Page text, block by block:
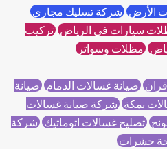
الأرضشركة تسليك مجاري
سيارات في الرياضتركيب
مظلات وسواتر
صيانة غسالات الدمامصيانة
بمكةشركة صيانة غسالات
تصليح غسالات اتوماتيكشركة
حشرات